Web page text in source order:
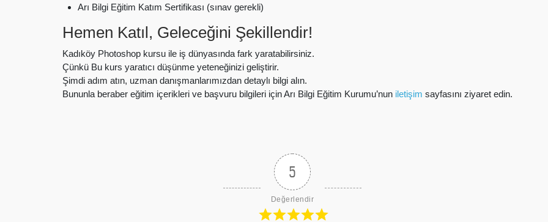
Arı Bilgi Eğitim Katım Sertifikası (sınav gerekli)
Hemen Katıl, Geleceğini Şekillendir!
Kadıköy Photoshop kursu ile iş dünyasında fark yaratabilirsiniz.
Çünkü Bu kurs yaratıcı düşünme yeteneğinizi geliştirir.
Şimdi adım atın, uzman danışmanlarımızdan detaylı bilgi alın.
Bununla beraber eğitim içerikleri ve başvuru bilgileri için Arı Bilgi Eğitim Kurumu’nun iletişim sayfasını ziyaret edin.
5
Değerlendir